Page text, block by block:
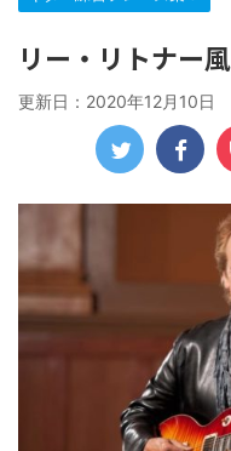
リー・リトナー
更新日： 2020年12月10日